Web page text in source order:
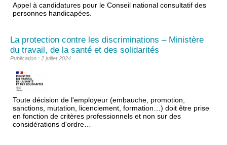
Appel à candidatures pour le Conseil national consultatif des
personnes handicapées.
La protection contre les discriminations – Ministère
du travail, de la santé et des solidarités
Publication : 2 juillet 2024
Toute décision de l'employeur (embauche, promotion,
sanctions, mutation, licenciement, formation…) doit être prise
en fonction de critères professionnels et non sur des
considérations d'ordre…